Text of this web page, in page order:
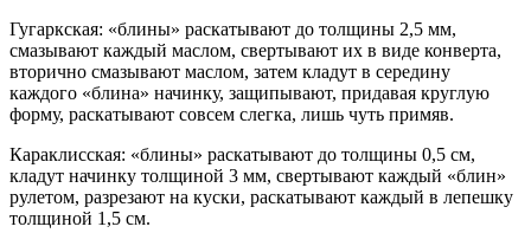
Гугаркская: «блины» раскатывают до толщины 2,5 мм,
смазывают каждый маслом, свертывают их в виде конверта,
вторично смазывают маслом, затем кладут в середину
каждого «блина» начинку, защипывают, придавая круглую
форму, раскатывают совсем слегка, лишь чуть примяв.
Караклисская: «блины» раскатывают до толщины 0,5 см,
кладут начинку толщиной 3 мм, свертывают каждый «блин»
рулетом, разрезают на куски, раскатывают каждый в лепешку
толщиной 1,5 см.